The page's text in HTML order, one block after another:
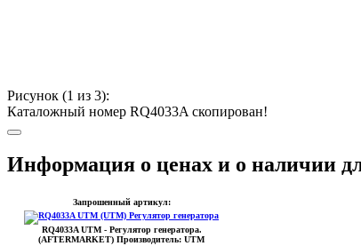
Рисунок (1 из 3):
Каталожный номер RQ4033A скопирован!
Информация о ценах и о наличии
Запрошенный артикул:
RQ4033AUTM - Регулятор генератора.
(AFTERMARKET) Производитель: UTM